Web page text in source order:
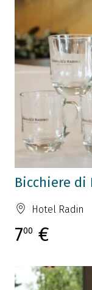
Bicchiere di
Hotel Radin
700 €